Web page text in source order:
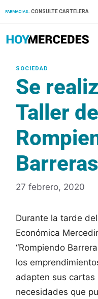
FARMACIAS: CONSULTE CARTELERA
Se
Taller de
Barreras
27 febrero, 2020
Durante la tarde
Económica
“Rompiendo
los
adapten sus cartas
necesidades que